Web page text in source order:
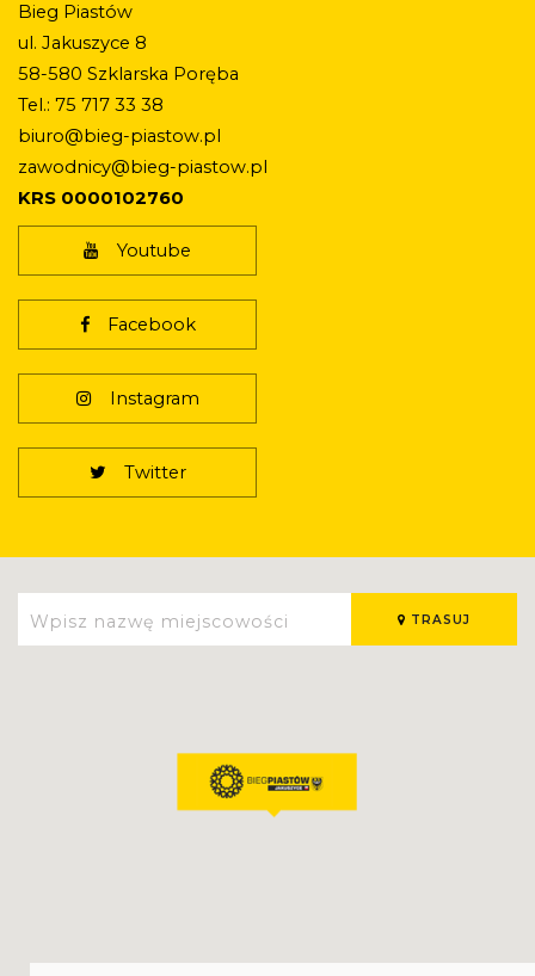
Bieg Piastów
ul. Jakuszyce 8
58-580 Szklarska Poręba
Tel.: 75 717 33 38
biuro@bieg-piastow.pl
zawodnicy@bieg-piastow.pl
KRS 0000102760
Youtube
Facebook
Instagram
Twitter
TRASUJ